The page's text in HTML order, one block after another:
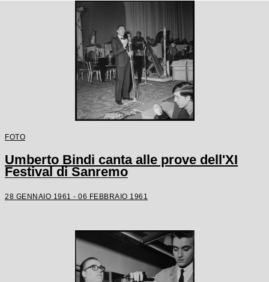
FOTO
Umberto Bindi canta alle prove dell'XI
Festival di Sanremo
28 GENNAIO 1961 - 06 FEBBRAIO 1961